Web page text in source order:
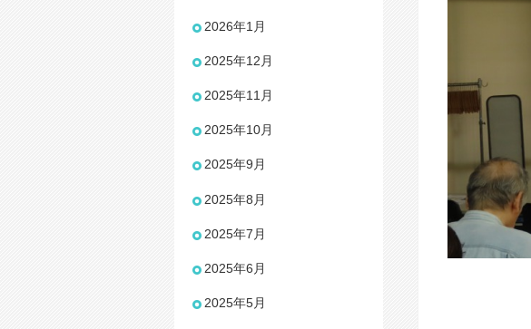
2026年1月
2025年12月
2025年11月
2025年10月
2025年9月
2025年8月
2025年7月
2025年6月
2025年5月